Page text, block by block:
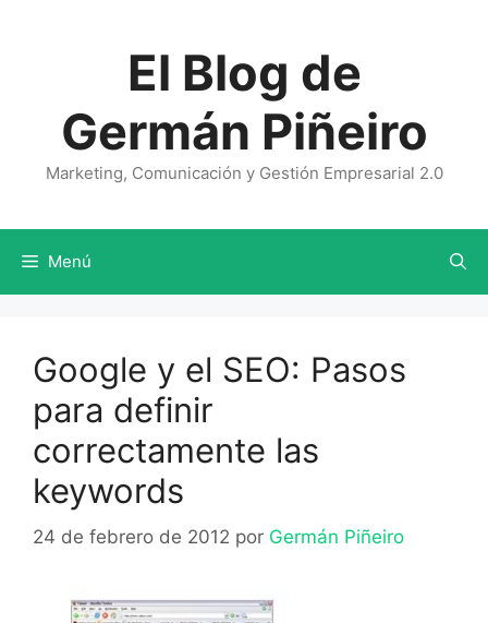
El Blog de
Germán Piñeiro
Marketing, Comunicación y Gestión Empresarial 2.0
Menú
Google y el SEO: Pasos
para definir
correctamente las
keywords
24 de febrero de 2012 por Germán Piñeiro